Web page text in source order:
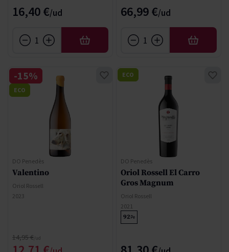
16,40 €
AÑADIR
66,99 €
AÑADIR
DO Penedès
Valentino
Oriol Rossell
2023
Precio normal
14,95 €
-15%
ECO
DO Penedès
Oriol Rossell El Carro
Gros Magnum
Oriol Rossell
2021
92Pe
ECO